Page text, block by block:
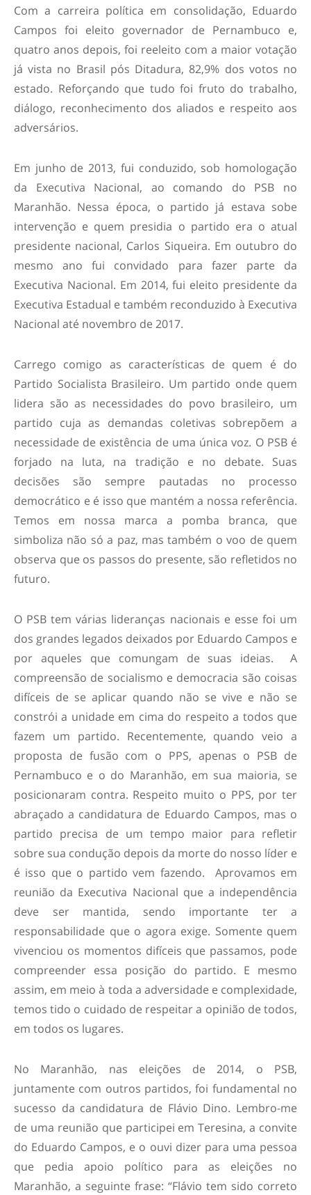
Com a carreira política em consolidação, Eduardo
Campos foi eleito governador de Pernambuco e,
quatro anos depois, foi reeleito com a maior votação
já vista no Brasil pós Ditadura, 82,9% dos votos no
estado. Reforçando que tudo foi fruto do trabalho,
diálogo, reconhecimento dos aliados e respeito aos
adversários.
Em junho de 2013, fui conduzido, sob homologação
da Executiva Nacional, ao comando do PSB no
Maranhão. Nessa época, o partido já estava sobe
intervenção e quem presidia o partido era o atual
presidente nacional, Carlos Siqueira. Em outubro do
mesmo ano fui convidado para fazer parte da
Executiva Nacional. Em 2014, fui eleito presidente da
Executiva Estadual e também reconduzido à Executiva
Nacional até novembro de 2017.
Carrego comigo as características de quem é do
Partido Socialista Brasileiro. Um partido onde quem
lidera são as necessidades do povo brasileiro, um
partido cuja as demandas coletivas sobrepõem a
necessidade de existência de uma única voz. O PSB é
forjado na luta, na tradição e no debate. Suas
decisões são sempre pautadas no processo
democrático e é isso que mantém a nossa referência.
Temos em nossa marca a pomba branca, que
simboliza não só a paz, mas também o voo de quem
observa que os passos do presente, são refletidos no
futuro.
O PSB tem várias lideranças nacionais e esse foi um
dos grandes legados deixados por Eduardo Campos e
por aqueles que comungam de suas ideias. A
compreensão de socialismo e democracia são coisas
difíceis de se aplicar quando não se vive e não se
constrói a unidade em cima do respeito a todos que
fazem um partido. Recentemente, quando veio a
proposta de fusão com o PPS, apenas o PSB de
Pernambuco e o do Maranhão, em sua maioria, se
posicionaram contra. Respeito muito o PPS, por ter
abraçado a candidatura de Eduardo Campos, mas o
partido precisa de um tempo maior para refletir
sobre sua condução depois da morte do nosso líder e
é isso que o partido vem fazendo. Aprovamos em
reunião da Executiva Nacional que a independência
deve ser mantida, sendo importante ter a
responsabilidade que o agora exige. Somente quem
vivenciou os momentos difíceis que passamos, pode
compreender essa posição do partido. E mesmo
assim, em meio à toda a adversidade e complexidade,
temos tido o cuidado de respeitar a opinião de todos,
em todos os lugares.
No Maranhão, nas eleições de 2014, o PSB,
juntamente com outros partidos, foi fundamental no
sucesso da candidatura de Flávio Dino. Lembro-me
de uma reunião que participei em Teresina, a convite
do Eduardo Campos, e o ouvi dizer para uma pessoa
que pedia apoio político para as eleições no
Maranhão, a seguinte frase: “Flávio tem sido correto